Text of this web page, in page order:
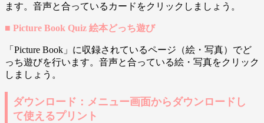
ます。音声と合っているカードをクリックしましょう。
■ Picture Book Quiz 絵本どっち遊び
「Picture Book」に収録されているページ（絵・写真）でど
っち遊びを行います。音声と合っている絵・写真をクリック
しましょう。
ダウンロード：メニュー画面からダウンロードし
て使えるプリント